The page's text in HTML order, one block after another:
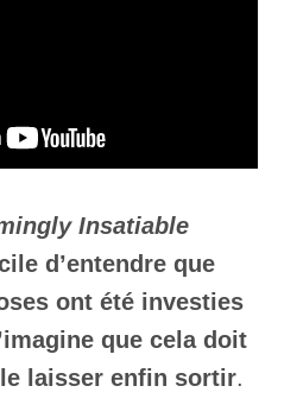
Insatiable
d’entendre que
ont été investies
que cela doit
laisser enfin sortir.